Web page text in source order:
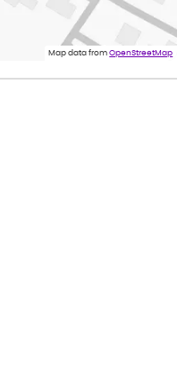
Map data fromOpenStreetMap